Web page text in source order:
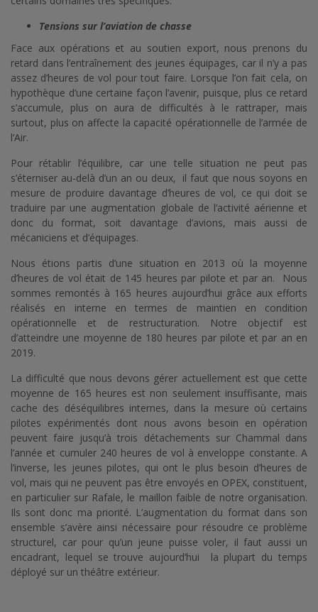
Tensions sur l’aviation de chasse
Face aux opérations et au soutien export, nous prenons du
retard dans l’entraînement des jeunes équipages, car il n’y a pas
assez d’heures de vol pour tout faire. Lorsque l’on fait cela, on
hypothèque d’une certaine façon l’avenir, puisque, plus ce retard
s’accumule, plus on aura de difficultés à le rattraper, mais
surtout, plus on affecte la capacité opérationnelle de l’armée de
l’Air.
Pour rétablir l’équilibre, car une telle situation ne peut pas
s’éterniser au-delà d’un an ou deux, il faut que nous soyons en
mesure de produire davantage d’heures de vol, ce qui doit se
traduire par une augmentation globale de l’activité aérienne et
donc du format, soit davantage d’avions, mais aussi de
mécaniciens et d’équipages.
Nous étions partis d’une situation en 2013 où la moyenne
d’heures de vol était de 145 heures par pilote et par an. Nous
sommes remontés à 165 heures aujourd’hui grâce aux efforts
réalisés en interne en termes de maintien en condition
opérationnelle et de restructuration. Notre objectif est
d’atteindre une moyenne de 180 heures par pilote et par an en
2019.
La difficulté que nous devons gérer actuellement est que cette
moyenne de 165 heures est non seulement insuffisante, mais
cache des déséquilibres internes, dans la mesure où certains
pilotes expérimentés dont nous avons besoin en opération
peuvent faire jusqu’à trois détachements sur Chammal dans
l’année et cumuler 240 heures de vol à enveloppe constante. A
l’inverse, les jeunes pilotes, qui ont le plus besoin d’heures de
vol, mais qui ne peuvent pas être envoyés en OPEX, constituent,
en particulier sur Rafale, le maillon faible de notre organisation.
Ils sont donc ma priorité. L’augmentation du format dans son
ensemble s’avère ainsi nécessaire pour résoudre ce problème
structurel, car pour qu’un jeune puisse voler, il faut aussi un
encadrant, lequel se trouve aujourd’hui la plupart du temps
déployé sur un théâtre extérieur.